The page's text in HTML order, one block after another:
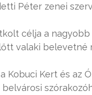
Péter zenei
célja a
valaki belevetné
Kobuci Kert és az